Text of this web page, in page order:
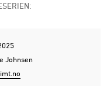
Johnsen